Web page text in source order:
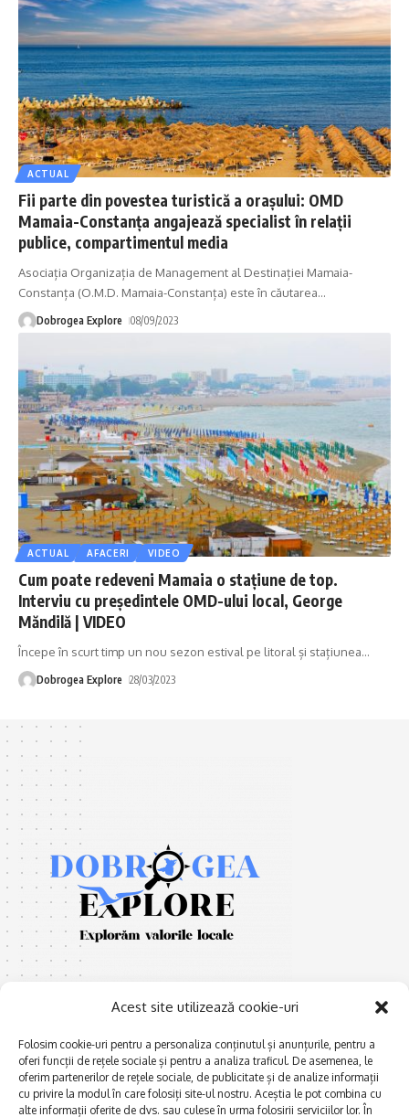
Acest site utilizează cookie-uri
Folosim cookie-uri pentru a personaliza conținutul și anunțurile, pentru a
oferi funcții de rețele sociale și pentru a analiza traficul. De asemenea, le
oferim partenerilor de rețele sociale, de publicitate și de analize informații
cu privire la modul în care folosiți site-ul nostru. Aceștia le pot combina cu
alte informații oferite de dvs. sau culese în urma folosirii serviciilor lor. În
ACTUAL
Fii parte din povestea turistică a orașului: OMD
Mamaia-Constanța angajează specialist în relații
publice, compartimentul media
Asociația Organizația de Management al Destinației Mamaia-
Constanța (O.M.D. Mamaia-Constanța) este în căutarea…
Dobrogea Explore 08/09/2023
ACTUAL AFACERI VIDEO
Cum poate redeveni Mamaia o stațiune de top.
Interviu cu președintele OMD-ului local, George
Măndilă | VIDEO
Începe în scurt timp un nou sezon estival pe litoral și stațiunea…
Dobrogea Explore 28/03/2023
E xplorăm Dobrogea,
Explorăm valorile locale:
Deltă, Litoral, cele mai mari
Afaceri și meșteșuguri
Actualitate